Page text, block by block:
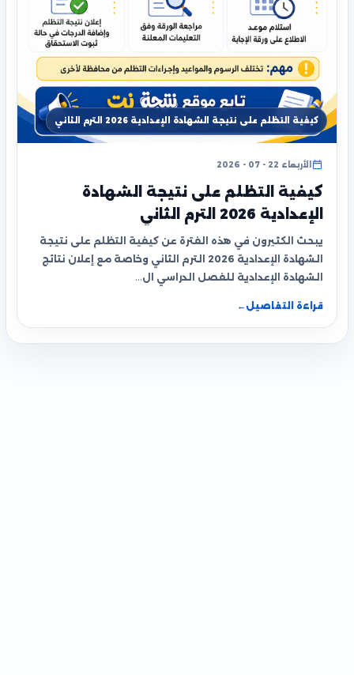
كيفية التظلم على نتيجة الشهادة الإعدادية 2026 الترم الثاني
الأربعاء 22 - 07 - 2026
كيفية التظلم على نتيجة الشهادة
الإعدادية 2026 الترم الثاني
يبحث الكثيرون في هذه الفترة عن كيفية التظلم على نتيجة
الشهادة الإعدادية 2026 الترم الثاني وخاصة مع إعلان نتائج
الشهادة الإعدادية للفصل الدراسي ال…
قراءة التفاصيل ←